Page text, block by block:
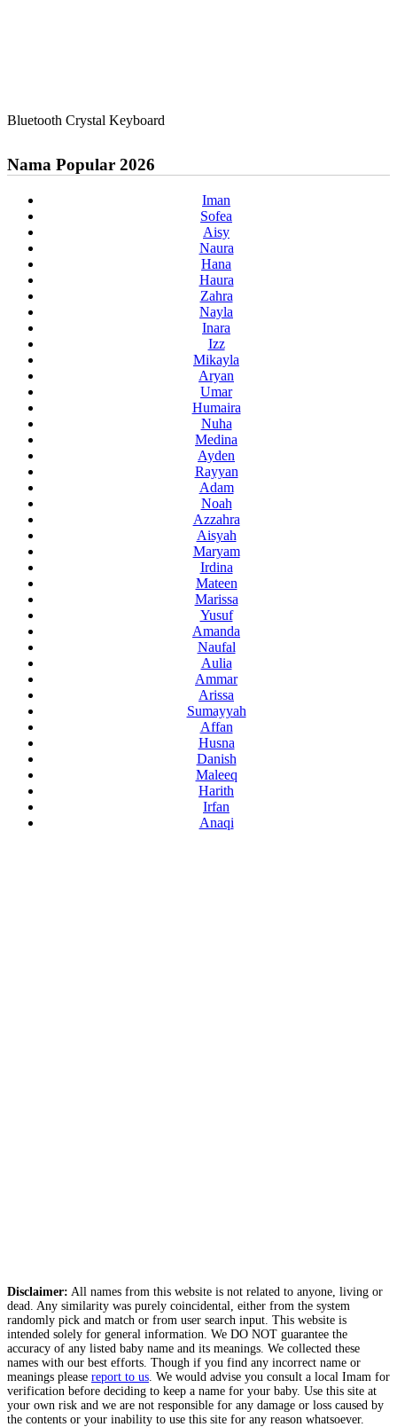
Bluetooth Crystal Keyboard
Nama Popular 2026
Iman
Sofea
Aisy
Naura
Hana
Haura
Zahra
Nayla
Inara
Izz
Mikayla
Aryan
Umar
Humaira
Nuha
Medina
Ayden
Rayyan
Adam
Noah
Azzahra
Aisyah
Maryam
Irdina
Mateen
Marissa
Yusuf
Amanda
Naufal
Aulia
Ammar
Arissa
Sumayyah
Affan
Husna
Danish
Maleeq
Harith
Irfan
Anaqi
Disclaimer: All names from this website is not related to anyone, living or
dead. Any similarity was purely coincidental, either from the system
randomly pick and match or from user search input. This website is
intended solely for general information. We DO NOT guarantee the
accuracy of any listed baby name and its meanings. We collected these
names with our best efforts. Though if you find any incorrect name or
meanings please report to us . We would advise you consult a local Imam for
verification before deciding to keep a name for your baby. Use this site at
your own risk and we are not responsible for any damage or loss caused by
the contents or your inability to use this site for any reason whatsoever.